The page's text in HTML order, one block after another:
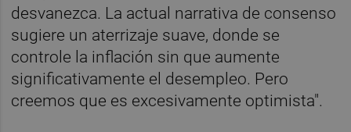
desvanezca. La actual narrativa de consenso
sugiere un aterrizaje suave, donde se
controle la inflación sin que aumente
significativamente el desempleo. Pero
creemos que es excesivamente optimista".